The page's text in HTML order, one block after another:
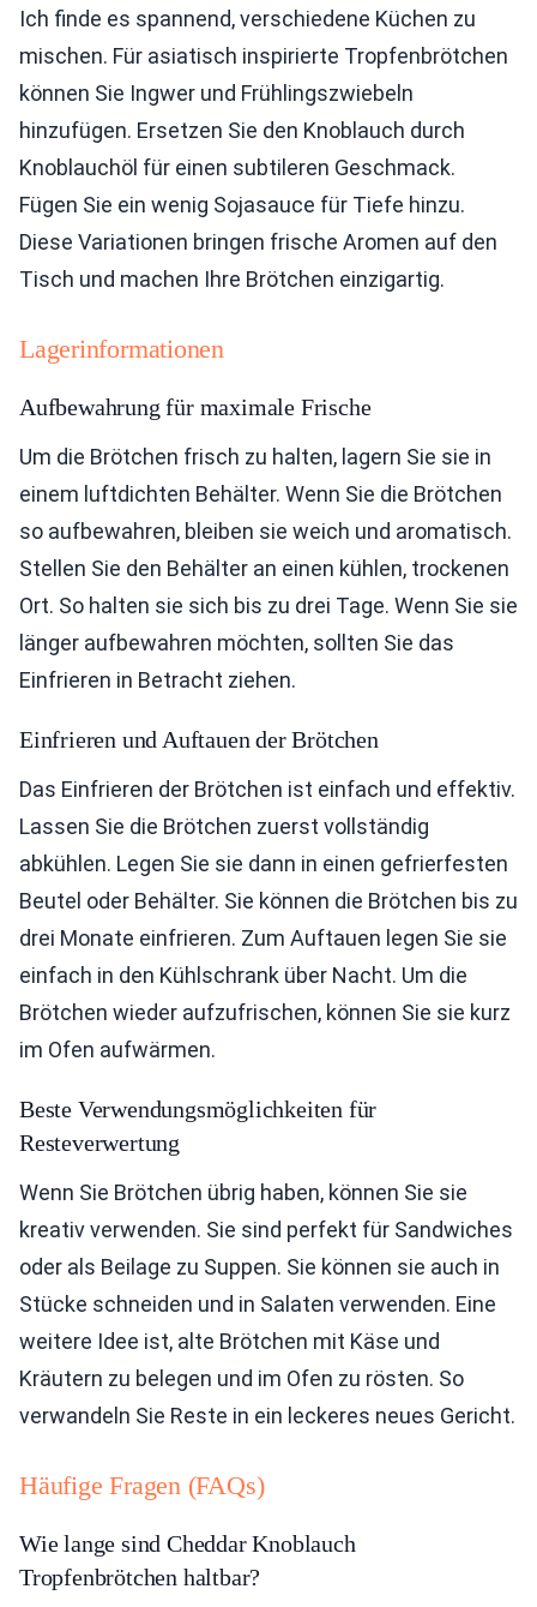
Ich finde es spannend, verschiedene Küchen zu
mischen. Für asiatisch inspirierte Tropfenbrötchen
können Sie Ingwer und Frühlingszwiebeln
hinzufügen. Ersetzen Sie den Knoblauch durch
Knoblauchöl für einen subtileren Geschmack.
Fügen Sie ein wenig Sojasauce für Tiefe hinzu.
Diese Variationen bringen frische Aromen auf den
Tisch und machen Ihre Brötchen einzigartig.
Lagerinformationen
Aufbewahrung für maximale Frische
Um die Brötchen frisch zu halten, lagern Sie sie in
einem luftdichten Behälter. Wenn Sie die Brötchen
so aufbewahren, bleiben sie weich und aromatisch.
Stellen Sie den Behälter an einen kühlen, trockenen
Ort. So halten sie sich bis zu drei Tage. Wenn Sie sie
länger aufbewahren möchten, sollten Sie das
Einfrieren in Betracht ziehen.
Einfrieren und Auftauen der Brötchen
Das Einfrieren der Brötchen ist einfach und effektiv.
Lassen Sie die Brötchen zuerst vollständig
abkühlen. Legen Sie sie dann in einen gefrierfesten
Beutel oder Behälter. Sie können die Brötchen bis zu
drei Monate einfrieren. Zum Auftauen legen Sie sie
einfach in den Kühlschrank über Nacht. Um die
Brötchen wieder aufzufrischen, können Sie sie kurz
im Ofen aufwärmen.
Beste Verwendungsmöglichkeiten für
Resteverwertung
Wenn Sie Brötchen übrig haben, können Sie sie
kreativ verwenden. Sie sind perfekt für Sandwiches
oder als Beilage zu Suppen. Sie können sie auch in
Stücke schneiden und in Salaten verwenden. Eine
weitere Idee ist, alte Brötchen mit Käse und
Kräutern zu belegen und im Ofen zu rösten. So
verwandeln Sie Reste in ein leckeres neues Gericht.
Häufige Fragen (FAQs)
Wie lange sind Cheddar Knoblauch
Tropfenbrötchen haltbar?